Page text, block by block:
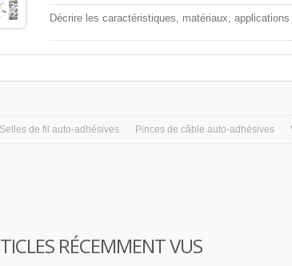
Décrire les caractéristiques, matériaux,
Selles de fil auto-adhésives Pinces de câble auto-adhésives
RÉCEMMENT VUS